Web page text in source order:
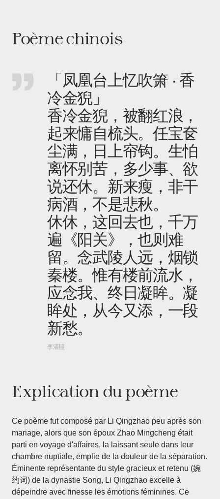
Poème chinois
「凤凰台上忆吹箫 · 香
冷金猊」
香冷金猊，被翻红浪，
起来慵自梳头。任宝奁
尘满，日上帘钩。生怕
离怀别苦，多少事、欲
说还休。新来瘦，非干
病酒，不是悲秋。
休休，这回去也，千万
遍《阳关》，也则难
留。念武陵人远，烟锁
秦楼。惟有楼前流水，
应念我、终日凝眸。凝
眸处，从今又添，一段
新愁。
李清照
Explication du poème
Ce poème fut composé par Li Qingzhao peu après son
mariage, alors que son époux Zhao Mingcheng était
parti en voyage d'affaires, la laissant seule dans leur
chambre nuptiale, emplie de la douleur de la séparation.
Éminente représentante du style gracieux et retenu (婉
约词) de la dynastie Song, Li Qingzhao excelle à
dépeindre avec finesse les émotions féminines. Ce